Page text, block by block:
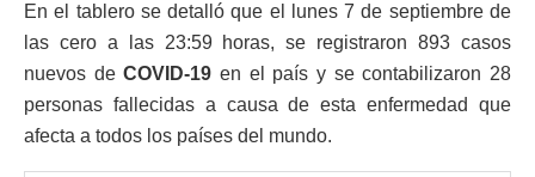
En el tablero se detalló que el lunes 7 de septiembre de
las cero a las 23:59 horas, se registraron 893 casos
nuevos deCOVID-19 en el país y se contabilizaron 28
personas fallecidas a causa de esta enfermedad que
afecta a todos los países del mundo.